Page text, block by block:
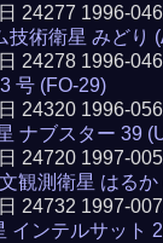
24277 1996-
技術衛星 みどり
24278 1996-
号 (FO-29)
24320 1996-
ナブスター 39
24720 1997-
観測衛星 はる
24732 1997-
インテルサット